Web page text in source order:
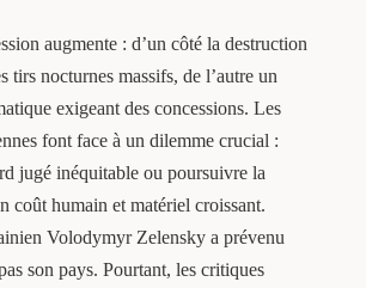
augmente : d’un côté la destruction
tirs nocturnes massifs, de l’autre un
exigeant des concessions. Les
font face à un dilemme crucial :
jugé inéquitable ou poursuivre la
coût humain et matériel croissant.
Volodymyr Zelensky a prévenu
son pays. Pourtant, les critiques